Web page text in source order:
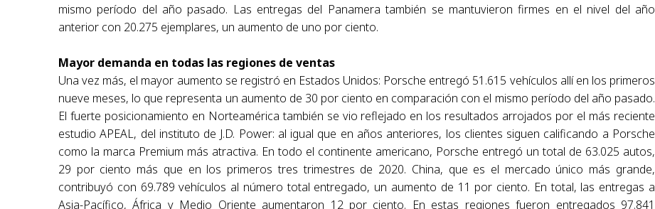
mismo período del año pasado. Las entregas del Panamera también se mantuvieron firmes en el nivel del año
anterior con 20.275 ejemplares, un aumento de uno por ciento.
Mayor demanda en todas las regiones de ventas
Una vez más, el mayor aumento se registró en Estados Unidos: Porsche entregó 51.615 vehículos allí en los primeros
nueve meses, lo que representa un aumento de 30 por ciento en comparación con el mismo período del año pasado.
El fuerte posicionamiento en Norteamérica también se vio reflejado en los resultados arrojados por el más reciente
estudio APEAL, del instituto de J.D. Power: al igual que en años anteriores, los clientes siguen calificando a Porsche
como la marca Premium más atractiva. En todo el continente americano, Porsche entregó un total de 63.025 autos,
29 por ciento más que en los primeros tres trimestres de 2020. China, que es el mercado único más grande,
contribuyó con 69.789 vehículos al número total entregado, un aumento de 11 por ciento. En total, las entregas a
Asia-Pacífico, África y Medio Oriente aumentaron 12 por ciento. En estas regiones fueron entregados 97.841